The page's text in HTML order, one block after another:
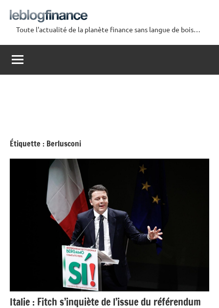
contenu
Le
Blog
Finance
Toute l'actualité de la planète finance sans langue de bois…
Étiquette : Berlusconi
Italie : Fitch s’inquiète de l’issue du référendum